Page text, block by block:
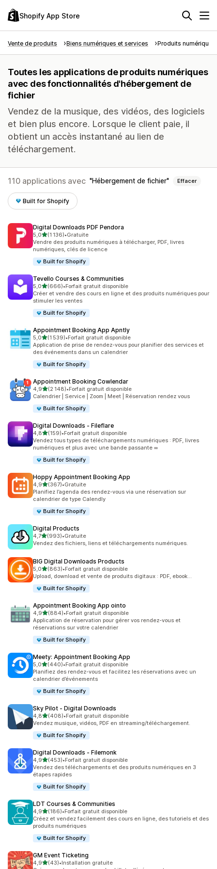
Shopify App Store
Vente de produits Biens numériques et services Produits numériques
Toutes les applications de produits numériques
avec des fonctionnalités d'hébergement de
fichier
Vendez de la musique, des vidéos, des logiciels
et bien plus encore. Lorsque le client paie, il
obtient un accès instantané au lien de
téléchargement.
110 applications avec Hébergement de fichier Effacer
Built for Shopify
Digital Downloads PDF Pendora
5,0étoile(s) sur 5
(1 136)
1136 avis au total
•Gratuite
Vendre des produits numériques à télécharger, PDF, livres
numériques, clés de licence
Built for Shopify
Tevello Courses & Communities
5,0étoile(s) sur 5
(666)
666 avis au total
•Forfait gratuit disponible
Créer et vendre des cours en ligne et des produits numériques pour
stimuler les ventes
Built for Shopify
Appointment Booking App Apntly
5,0étoile(s) sur 5
(1 539)
1539 avis au total
•Forfait gratuit disponible
Application de prise de rendez-vous pour planifier des services et
des événements dans un calendrier
Built for Shopify
Appointment Booking Cowlendar
4,9étoile(s) sur 5
(2 148)
2148 avis au total
•Forfait gratuit disponible
Calendrier | Service | Zoom | Meet | Réservation rendez vous
Built for Shopify
Digital Downloads ‑ Fileflare
4,8étoile(s) sur 5
(159)
159 avis au total
•Forfait gratuit disponible
Vendez tous types de téléchargements numériques : PDF, livres
numériques et plus avec une bande passante ∞
Built for Shopify
Hoppy Appointment Booking App
4,9étoile(s) sur 5
(367)
367 avis au total
•Gratuite
Planifiez l’agenda des rendez-vous via une réservation sur
calendrier de type Calendly
Built for Shopify
Digital Products
4,7étoile(s) sur 5
(993)
993 avis au total
•Gratuite
Vendez des fichiers, liens et téléchargements numériques.
BIG Digital Downloads Products
5,0étoile(s) sur 5
(863)
863 avis au total
•Forfait gratuit disponible
Upload, download et vente de produits digitaux : PDF, ebook...
Built for Shopify
Appointment Booking App ointo
4,9étoile(s) sur 5
(884)
884 avis au total
•Forfait gratuit disponible
Application de réservation pour gérer vos rendez-vous et
réservations sur votre calendrier
Built for Shopify
Meety: Appointment Booking App
5,0étoile(s) sur 5
(440)
440 avis au total
•Forfait gratuit disponible
Planifiez des rendez-vous et facilitez les réservations avec un
calendrier d’événements
Built for Shopify
Sky Pilot ‑ Digital Downloads
4,8étoile(s) sur 5
(408)
408 avis au total
•Forfait gratuit disponible
Vendez musique, vidéos, PDF en streaming/téléchargement.
Built for Shopify
Digital Downloads ‑ Filemonk
4,9étoile(s) sur 5
(453)
453 avis au total
•Forfait gratuit disponible
Vendez des téléchargements et des produits numériques en 3
étapes rapides
Built for Shopify
LDT Courses & Communities
4,9étoile(s) sur 5
(186)
186 avis au total
•Forfait gratuit disponible
Créez et vendez facilement des cours en ligne, des tutoriels et des
produits numériques
Built for Shopify
GM Event Ticketing
4,9étoile(s) sur 5
(43)
43 avis au total
•Installation gratuite